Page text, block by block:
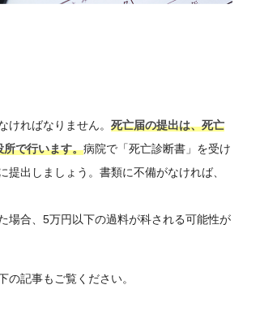
ればなりません。 死亡届の提出は、死亡
所で行います。病院で「死亡診断書」を受け
出しましょう。書類に不備がなければ、
場合、5万円以下の過料が科される可能性が
記事もご覧ください。